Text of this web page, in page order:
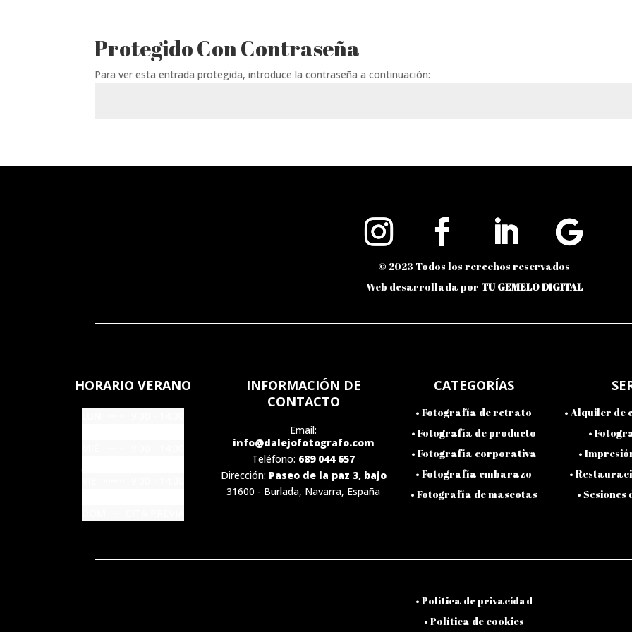
Protegido Con Contraseña
Para ver esta entrada protegida, introduce la contraseña a continuación:
© 2023 Todos los rerechos reservados
Web desarrollada por TU GEMELO DIGITAL
HORARIO VERANO
INFORMACIÓN DE
CONTACTO
Email:
info@dalejofotografo.com
Teléfono: 689 044 657
Dirección: Paseo de la paz 3, bajo
31600 - Burlada, Navarra, España
CATEGORÍAS
•Fotografía de retrato
•Fotografía de producto
• Fotografía corporativa
•Fotografía embarazo
• Fotografía de mascotas
•Alquiler de
•
•
•
•
• Política de privacidad
• Política de cookies